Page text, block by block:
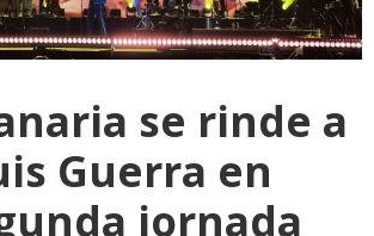
se rinde a
Guerra en
jornada